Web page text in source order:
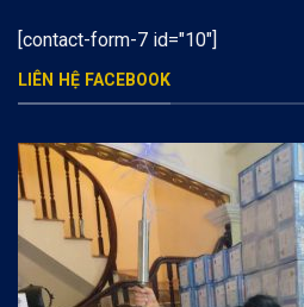
[contact-form-7 id="10"]
LIÊN HỆ FACEBOOK